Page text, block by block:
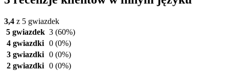
3,4 z 5 gwiazdek
5 gwiazdek 3 (60%)
4 gwiazdki 0 (0%)
3 gwiazdki 0 (0%)
2 gwiazdki 0 (0%)